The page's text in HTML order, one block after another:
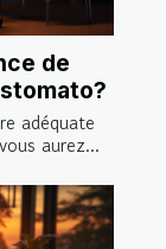
de
adéquate
aurez...